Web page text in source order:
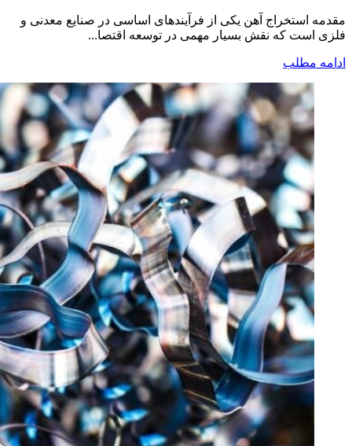
مقدمه استخراج آهن یکی از فرآیندهای اساسی در صنایع معدنی و
فلزی است که نقش بسیار مهمی در توسعه اقتصا...
ادامه مطلب